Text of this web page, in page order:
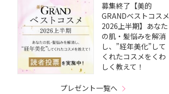
募集終了【美的
GRANDベストコスメ
2026上半期】あなた
の肌・髪悩みを解消
し、”経年美化”して
くれたコスメをくわ
しく教えて！
プレゼント一覧へ